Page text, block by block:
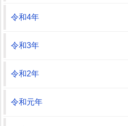
令和4年
令和3年
令和2年
令和元年